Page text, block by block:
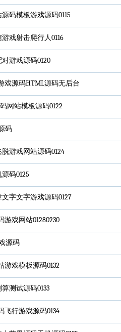
码模板游戏源码0115
戏射击爬行人0116
游戏源码0120
戏源码HTML源码无后台
网站模板源码0122
码
游戏网站源码0124
码0125
字文字游戏源码0127
戏网站01280230
源码
戏模板源码0132
测试源码0133
行游戏源码0134